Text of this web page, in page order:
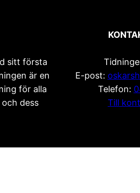
sitt första
är en
för alla
dess
E-post:
Telefon:
Till